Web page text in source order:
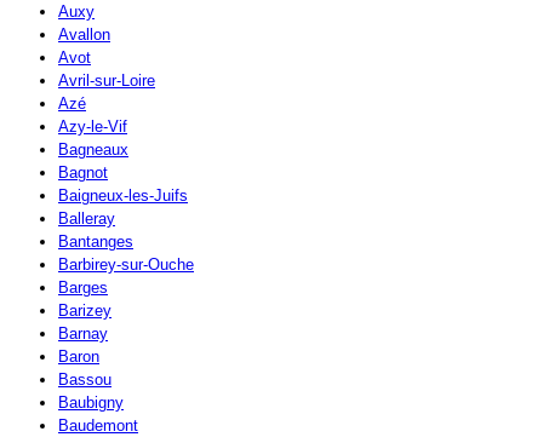
Auxy
Avallon
Avot
Avril-sur-Loire
Azé
Azy-le-Vif
Bagneaux
Bagnot
Baigneux-les-Juifs
Balleray
Bantanges
Barbirey-sur-Ouche
Barges
Barizey
Barnay
Baron
Bassou
Baubigny
Baudemont